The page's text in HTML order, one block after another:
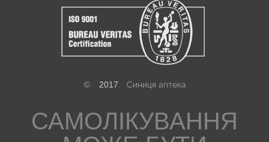
© 2017 Синиця аптека
САМОЛІКУВАННЯ